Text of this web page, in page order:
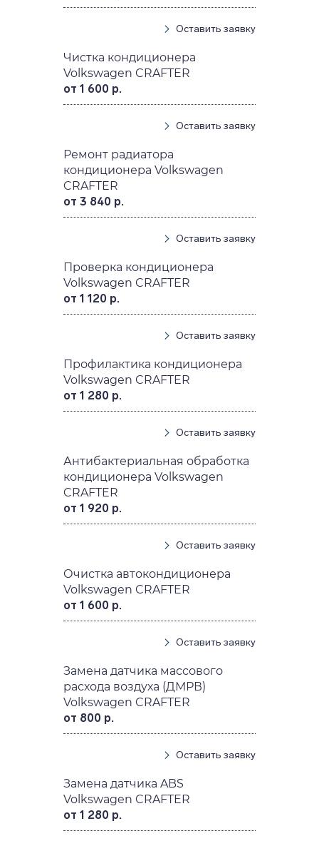
Оставить заявку
Чистка кондиционера
Volkswagen CRAFTER
от 1 600 р.
Оставить заявку
Ремонт радиатора
кондиционера Volkswagen
CRAFTER
от 3 840 р.
Оставить заявку
Проверка кондиционера
Volkswagen CRAFTER
от 1 120 р.
Оставить заявку
Профилактика кондиционера
Volkswagen CRAFTER
от 1 280 р.
Оставить заявку
Антибактериальная обработка
кондиционера Volkswagen
CRAFTER
от 1 920 р.
Оставить заявку
Очистка автокондиционера
Volkswagen CRAFTER
от 1 600 р.
Оставить заявку
Замена датчика массового
расхода воздуха (ДМРВ)
Volkswagen CRAFTER
от 800 р.
Оставить заявку
Замена датчика ABS
Volkswagen CRAFTER
от 1 280 р.